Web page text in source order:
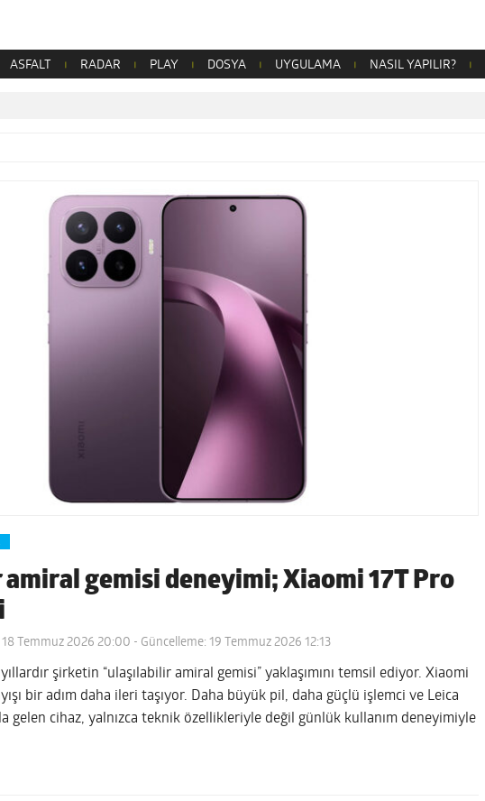
ASFALT RADAR PLAY DOSYA UYGULAMA NASIL YAPILIR?
gemisi deneyimi; Xiaomi 17T Pro
18 Temmuz 2026 20:00 - Güncelleme: 19 Temmuz 2026 12:13
şirketin “ulaşılabilir amiral gemisi” yaklaşımını temsil ediyor. Xiaomi
bir adım daha ileri taşıyor. Daha büyük pil, daha güçlü işlemci ve Leica
gelen cihaz, yalnızca teknik özellikleriyle değil günlük kullanım deneyimiyle